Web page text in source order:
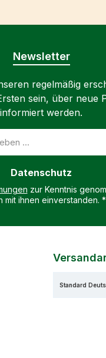
Newsletter
regelmäßig
sein, über neue
informiert werden.
Datenschutz
zur Kenntnis
mit ihnen einverstanden. *
Standard